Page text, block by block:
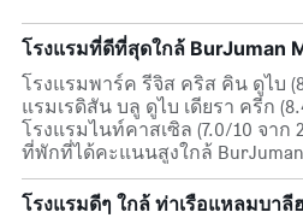
โรงแรมที่ดีที่สุดใกล้ BurJuman
โรงแรมพาร์ค รีจิส คริส คิน ดูไบ
แรมเรดิสัน บลู ดูไบ เดียรา ครีก
โรงแรมไนท์คาสเซิล (7.0/10 จาก
ที่พักที่ได้คะแนนสูงใกล้ BurJuman
โรงแรมดีๆ ใกล้ ท่าเรือแหลมบา